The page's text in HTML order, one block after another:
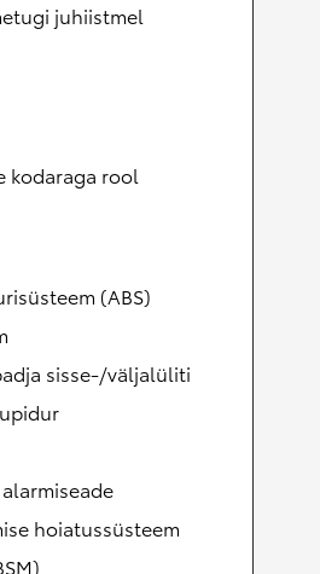
juhiistmel
kodaraga rool
(ABS)
sisse-/väljalüliti
hoiatussüsteem